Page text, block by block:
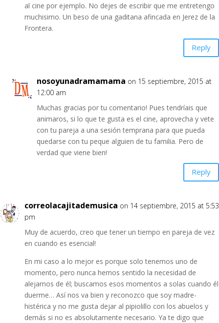
al cine por ejemplo. No dejes de escribir que me entretengo
muchisimo. Un beso de una gaditana afincada en Jerez de la
Frontera.
Reply
nosoyunadramamama on 15 septiembre, 2015 at
12:00 am
Muchas gracias por tu comentario! Pues tendríais que
animaros, si lo que te gusta es el cine, aprovecha y vete
con tu pareja a una sesión temprana para que pueda
quedarse con tu peque alguien de tu familia. Pero de
verdad que viene bien!
Reply
correolacajitademusica on 14 septiembre, 2015 at 5:53
pm
Muy de acuerdo, creo que tener un tiempo en pareja de vez
en cuando es esencial!
En mi caso a lo mejor es porque solo tenemos uno de
momento, pero nunca hemos sentido la necesidad de
alejarnos de él; buscamos esos momentos a solas cuando él
duerme… Así nos va bien y reconozco que soy madre-
histérica y no me gusta dejar al pipiolillo con los abuelos y
demás si no es absolutamente necesario. Ya te digo que